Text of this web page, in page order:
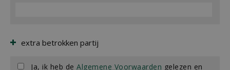
extra betrokken partij
Ja, ik heb de Algemene Voorwaarden gelezen en